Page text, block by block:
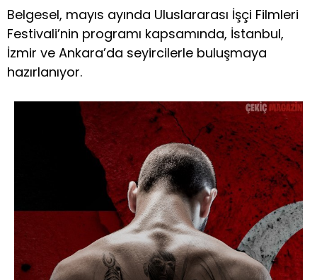
Belgesel, mayıs ayında Uluslararası İşçi Filmleri
Festivali’nin programı kapsamında, İstanbul,
İzmir ve Ankara’da seyircilerle buluşmaya
hazırlanıyor.